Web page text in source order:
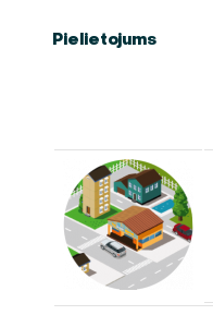
Pielietojums